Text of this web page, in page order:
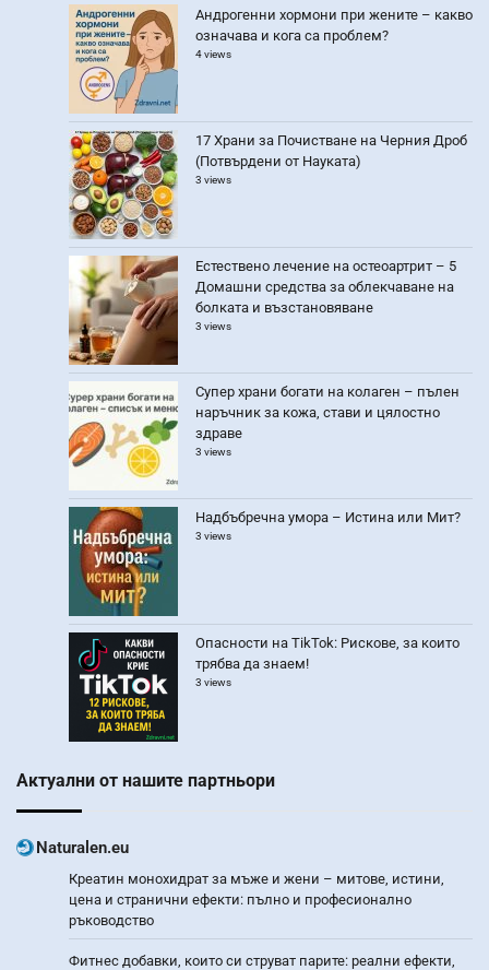
Андрогенни хормони при жените – какво
означава и кога са проблем?
4 views
17 Храни за Почистване на Черния Дроб
(Потвърдени от Науката)
3 views
Естествено лечение на остеоартрит – 5
Домашни средства за облекчаване на
болката и възстановяване
3 views
Супер храни богати на колаген – пълен
наръчник за кожа, стави и цялостно
здраве
3 views
Надбъбречна умора – Истина или Мит?
3 views
Опасности на TikTok: Рискове, за които
трябва да знаем!
3 views
Актуални от нашите партньори
Naturalen.eu
Креатин монохидрат за мъже и жени – митове, истини,
цена и странични ефекти: пълно и професионално
ръководство
Фитнес добавки, които си струват парите: реални ефекти,